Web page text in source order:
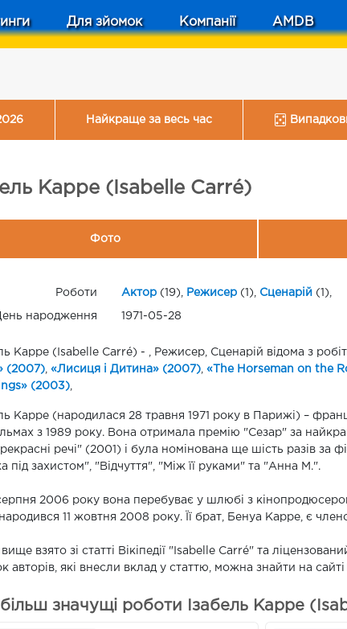
Для зйомок Компанії AMDB
Найкраще за весь час
Карре (Isabelle Carré)
Фото
Роботи Актор(19), Режисер(1), Сценарій (1),
народження 1971-05-28
Карре (Isabelle Carré) - , Режисер, Сценарій відома з
(2007) «Лисиця і Дитина» (2007) «The Horseman on the
(2003)
Карре (народилася 28 травня 1971 року в Парижі) –
з 1989 року. Вона отримала премію "Сезар" за
речі" (2001) і була номінована ще шість разів за
під захистом", "Відчуття", "Між її руками" та "Анна М.".
2006 року вона перебуває у шлюбі з
11 жовтня 2008 року. Її брат, Бенуа Карре, є
взято зі статті Вікіпедії "Isabelle Carré" та
авторів, які внесли вклад у статтю, можна знайти на сайті
значущі роботи Ізабель Карре